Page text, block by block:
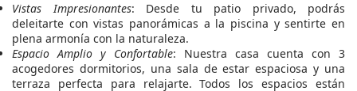
Vistas Impresionantes: Desde tu patio privado, podrás
deleitarte con vistas panorámicas a la piscina y sentirte en
plena armonía con la naturaleza.
Espacio Amplio y Confortable: Nuestra casa cuenta con 3
acogedores dormitorios, una sala de estar espaciosa y una
terraza perfecta para relajarte. Todos los espacios están